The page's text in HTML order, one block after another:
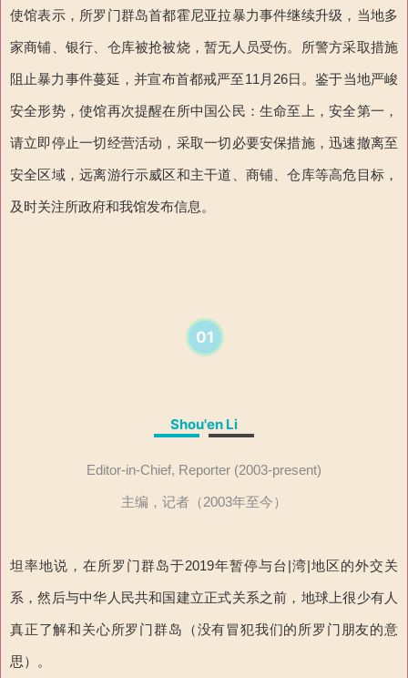
使馆表示，所罗门群岛首都霍尼亚拉暴力事件继续升级，当地多
家商铺、银行、仓库被抢被烧，暂无人员受伤。所警方采取措施
阻止暴力事件蔓延，并宣布首都戒严至11月26日。鉴于当地严峻
安全形势，使馆再次提醒在所中国公民：生命至上，安全第一，
请立即停止一切经营活动，采取一切必要安保措施，迅速撤离至
安全区域，远离游行示威区和主干道、商铺、仓库等高危目标，
及时关注所政府和我馆发布信息。
01
Shou'en Li
Editor-in-Chief, Reporter (2003-present)
主编，记者（2003年至今）
坦率地说，在所罗门群岛于2019年暂停与台|湾|地区的外交关
系，然后与中华人民共和国建立正式关系之前，地球上很少有人
真正了解和关心所罗门群岛（没有冒犯我们的所罗门朋友的意
思）。